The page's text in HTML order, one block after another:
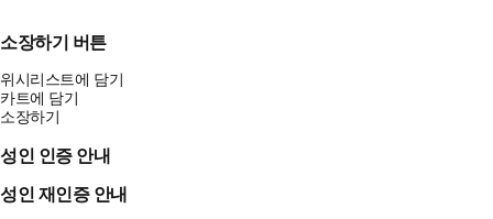
소장하기 버튼
위시리스트에 담기
카트에 담기
소장하기
성인 인증 안내
성인 재인증 안내